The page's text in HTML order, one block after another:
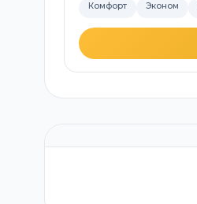
Комфорт Эконом